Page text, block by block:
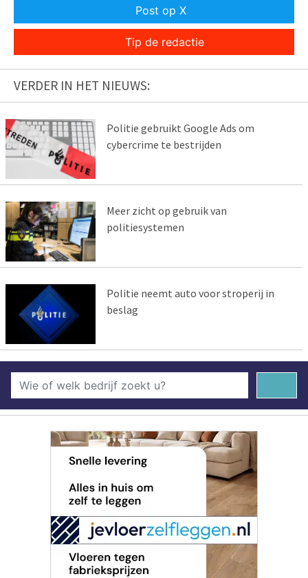
Post op X
Tip de redactie
VERDER IN HET NIEUWS:
Politie gebruikt Google Ads om
cybercrime te bestrijden
Meer zicht op gebruik van
politiesystemen
Politie neemt auto voor stroperij in
beslag